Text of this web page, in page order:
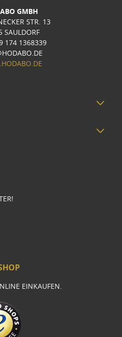
GMBH
STR. 13
SAULDORF
174 1368339
EINKAUFEN.